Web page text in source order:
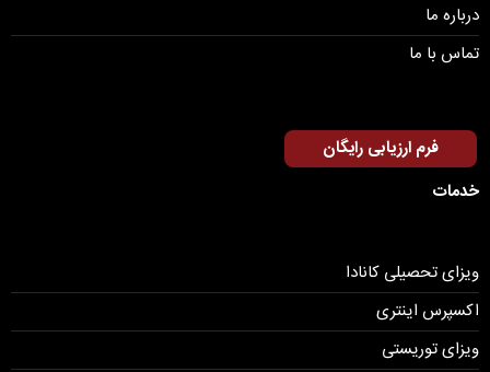
درباره ما
تماس با ما
فرم ارزیابی رایگان
خدمات
ویزای تحصیلی کانادا
اکسپرس اینتری
ویزای توریستی